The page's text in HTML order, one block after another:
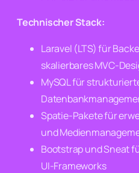
Technischer Stack:
Laravel (LTS) für
skalierbares MVC-
MySQL für
Spatie-Pakete für
und
Bootstrap und Sneat
UI-Frameworks